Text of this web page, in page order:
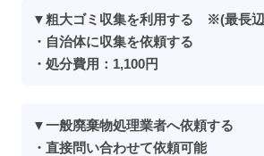
▼粗大ゴミ収集を利用する ※(最長辺
・自治体に収集を依頼する
・処分費用：1,100円
▼一般廃棄物処理業者へ依頼する
・直接問い合わせて依頼可能